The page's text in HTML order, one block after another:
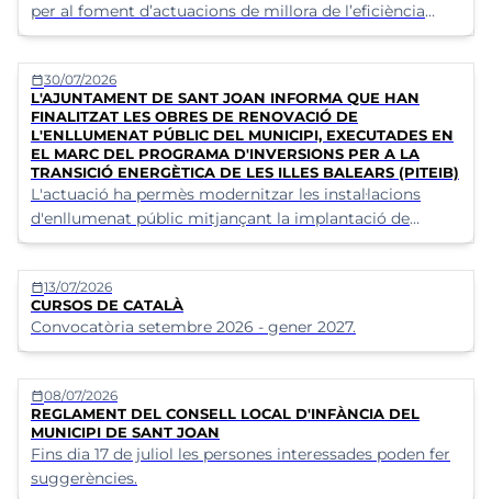
per al foment d’actuacions de millora de l’eficiència
energètica en instal·lacions existents d’enllumenat
públic exterior promogudes per les administracions
públiques dins les actuacions previstes en el Pla
d’Inversions per a la Transició Energètica dels Illes
Balears en el marc del Pla de Recuperació,
Transformació i Resiliència finançat per la Unió Europea
(NextGenerationEU)
calendar_today30/07/2026
L'AJUNTAMENT DE SANT JOAN INFORMA QUE HAN
FINALITZAT LES OBRES DE RENOVACIÓ DE
L'ENLLUMENAT PÚBLIC DEL MUNICIPI, EXECUTADES EN
EL MARC DEL PROGRAMA D'INVERSIONS PER A LA
TRANSICIÓ ENERGÈTICA DE LES ILLES BALEARS (PITEIB)
L'actuació ha permès modernitzar les instal·lacions
d'enllumenat públic mitjançant la implantació de
solucions energèticament més eficients, contribuint a
la reducció del consum elèctric, de les emissions de CO₂
i dels costos de manteniment.
calendar_today13/07/2026
CURSOS DE CATALÀ
Convocatòria setembre 2026 - gener 2027.
calendar_today08/07/2026
REGLAMENT DEL CONSELL LOCAL D'INFÀNCIA DEL
MUNICIPI DE SANT JOAN
Fins dia 17 de juliol les persones interessades poden fer
suggerències.